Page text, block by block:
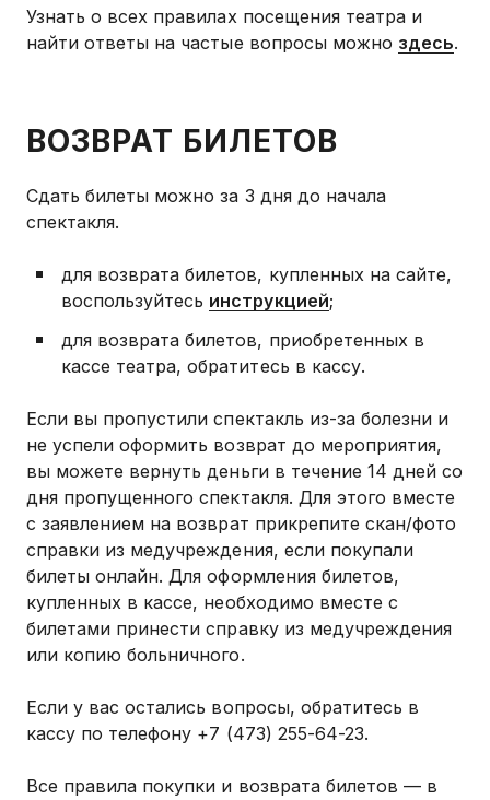
Узнать о всех правилах посещения театра и
найти ответы на частые вопросы можно здесь.
ВОЗВРАТ БИЛЕТОВ
Сдать билеты можно за 3 дня до начала
спектакля.
для возврата билетов, купленных на сайте,
воспользуйтесь инструкцией;
для возврата билетов, приобретенных в
кассе театра, обратитесь в кассу.
Если вы пропустили спектакль из-за болезни и
не успели оформить возврат до мероприятия,
вы можете вернуть деньги в течение 14 дней со
дня пропущенного спектакля. Для этого вместе
с заявлением на возврат прикрепите скан/фото
справки из медучреждения, если покупали
билеты онлайн. Для оформления билетов,
купленных в кассе, необходимо вместе с
билетами принести справку из медучреждения
или копию больничного.
Если у вас остались вопросы, обратитесь в
кассу по телефону +7 (473) 255-64-23.
Все правила покупки и возврата билетов — в